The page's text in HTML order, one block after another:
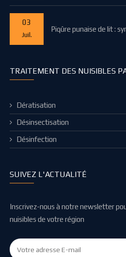
03
Juil.
Piqûre punaise de lit :
TRAITEMENT DES NUISIBLES
Dératisation
Désinsectisation
Désinfection
SUIVEZ L'ACTUALITÉ
Inscrivez-nous à notre newsletter
nuisibles de votre région